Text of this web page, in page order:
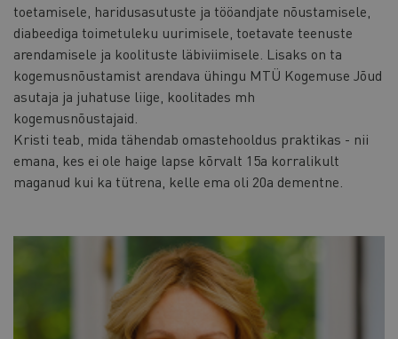
toetamisele, haridusasutuste ja tööandjate nõustamisele,
diabeediga toimetuleku uurimisele, toetavate teenuste
arendamisele ja koolituste läbiviimisele. Lisaks on ta
kogemusnõustamist arendava ühingu MTÜ Kogemuse Jõud
asutaja ja juhatuse liige, koolitades mh
kogemusnõustajaid.
Kristi teab, mida tähendab omastehooldus praktikas - nii
emana, kes ei ole haige lapse kõrvalt 15a korralikult
maganud kui ka tütrena, kelle ema oli 20a dementne.